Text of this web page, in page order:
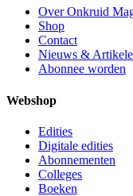
Over Onkruid
Shop
Contact
Nieuws &
Abonnee worden
Webshop
Edities
Digitale edities
Abonnementen
Colleges
Boeken